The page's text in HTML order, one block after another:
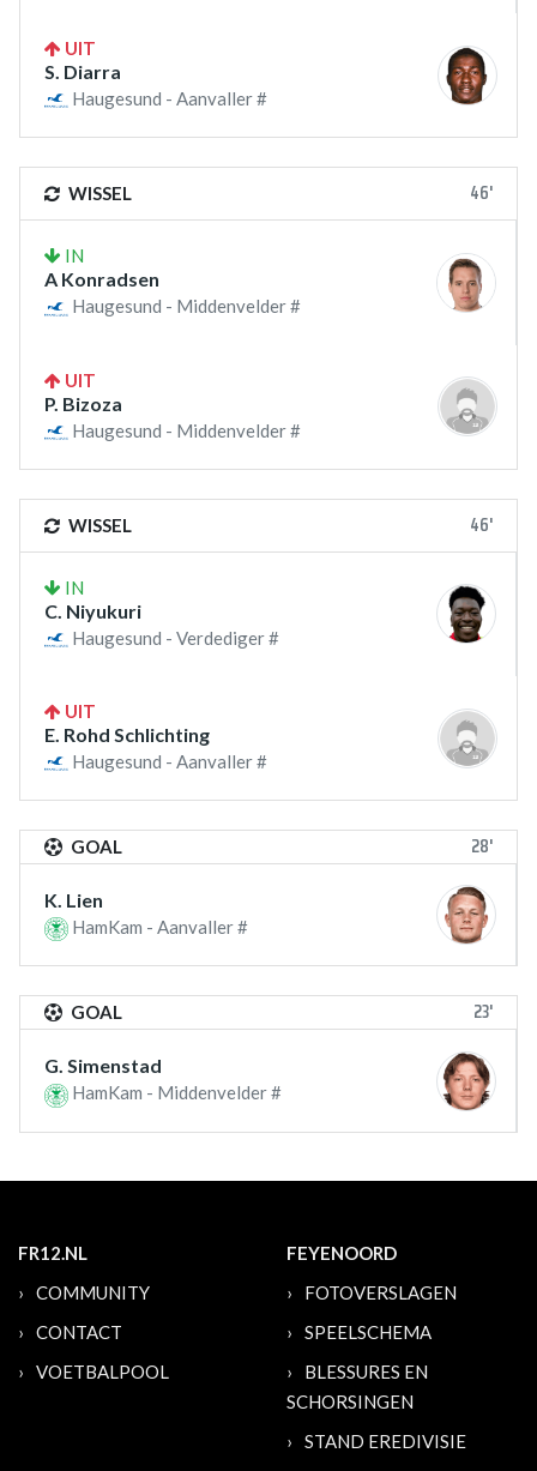
UIT
S. Diarra
Haugesund - Aanvaller #
WISSEL 46'
IN
A Konradsen
Haugesund - Middenvelder #
UIT
P. Bizoza
Haugesund - Middenvelder #
WISSEL 46'
IN
C. Niyukuri
Haugesund - Verdediger #
UIT
E. Rohd Schlichting
Haugesund - Aanvaller #
GOAL 28'
K. Lien
HamKam - Aanvaller #
GOAL 23'
G. Simenstad
HamKam - Middenvelder #
FR12.NL
COMMUNITY
CONTACT
VOETBALPOOL
FEYENOORD
FOTOVERSLAGEN
SPEELSCHEMA
BLESSURES EN
SCHORSINGEN
STAND EREDIVISIE